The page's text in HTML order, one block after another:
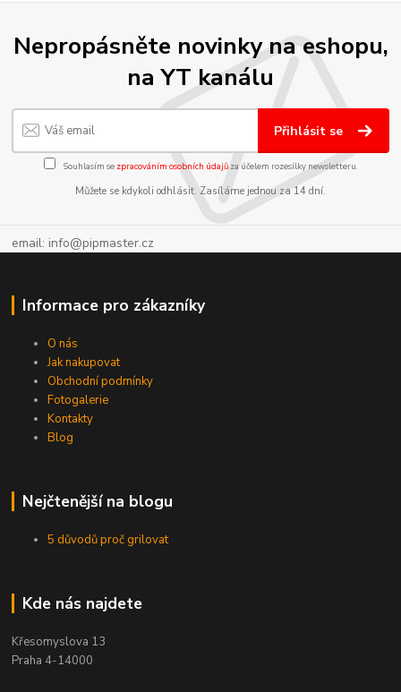
Nepropásněte novinky na eshopu,
na YT kanálu
Přihlásit se
Souhlasím se zpracováním osobních údajůza účelem rozesílky newsletteru.
Můžete se kdykoli odhlásit. Zasíláme jednou za 14 dní.
email: info@pipmaster.cz
Informace pro zákazníky
O nás
Jak nakupovat
Obchodní podmínky
Fotogalerie
Kontakty
Blog
Nejčtenější na blogu
5 důvodů proč grilovat
Kde nás najdete
Křesomyslova 13
Praha 4-14000